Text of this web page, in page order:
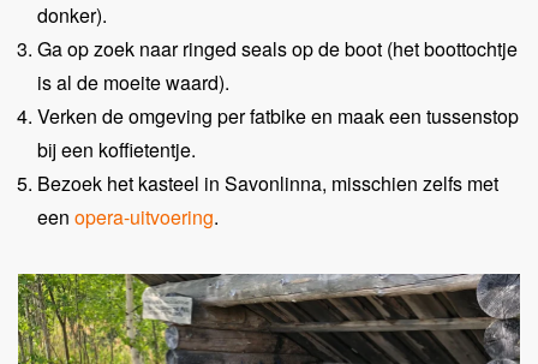
donker).
Ga op zoek naar ringed seals op de boot (het boottochtje
is al de moeite waard).
Verken de omgeving per fatbike en maak een tussenstop
bij een koffietentje.
Bezoek het kasteel in Savonlinna, misschien zelfs met
een opera-uitvoering.